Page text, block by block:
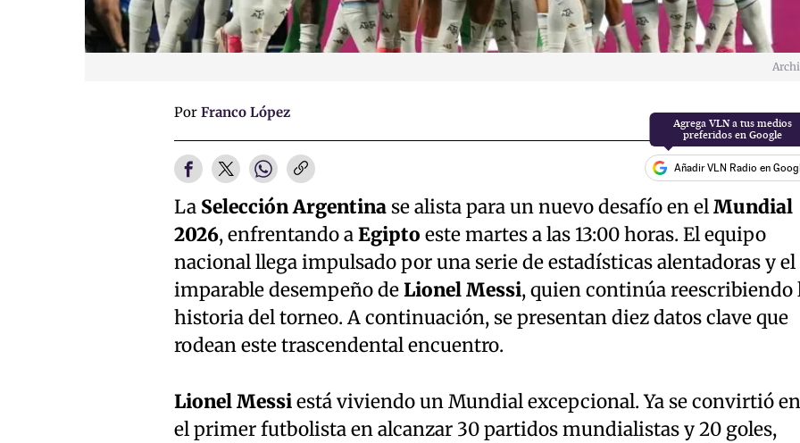
Por Franco López
Añadir VLN Radio en
La Selección Argentinase alista para un nuevo desafío en elMundial
2026, enfrentando aEgipto este martes a las 13:00 horas. El equipo
nacional llega impulsado por una serie de estadísticas alentadoras y el
imparable desempeño deLionel Messi, quien continúa reescribiendo
historia del torneo. A continuación, se presentan diez datos clave que
rodean este trascendental encuentro.
Lionel Messiestá viviendo un Mundial excepcional. Ya se convirtió en
el primer futbolista en alcanzar 30 partidos mundialistas y 20 goles,